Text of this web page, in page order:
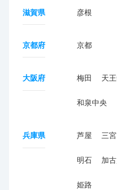
滋賀県 彦根
京都府 京都
大阪府 梅田 天
和泉中央
兵庫県 芦屋 三宮
明石 加古
姫路